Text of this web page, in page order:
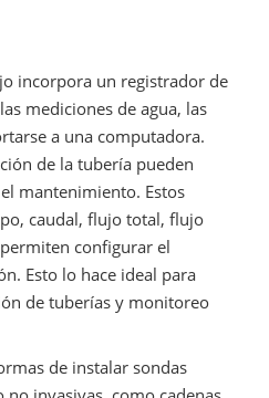
incorpora un registrador de
mediciones de agua, las
a una computadora.
de la tubería pueden
mantenimiento. Estos
caudal, flujo total, flujo
configurar el
Esto lo hace ideal para
de tuberías y monitoreo
de instalar sondas